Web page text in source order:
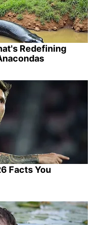
Redefining
Facts You